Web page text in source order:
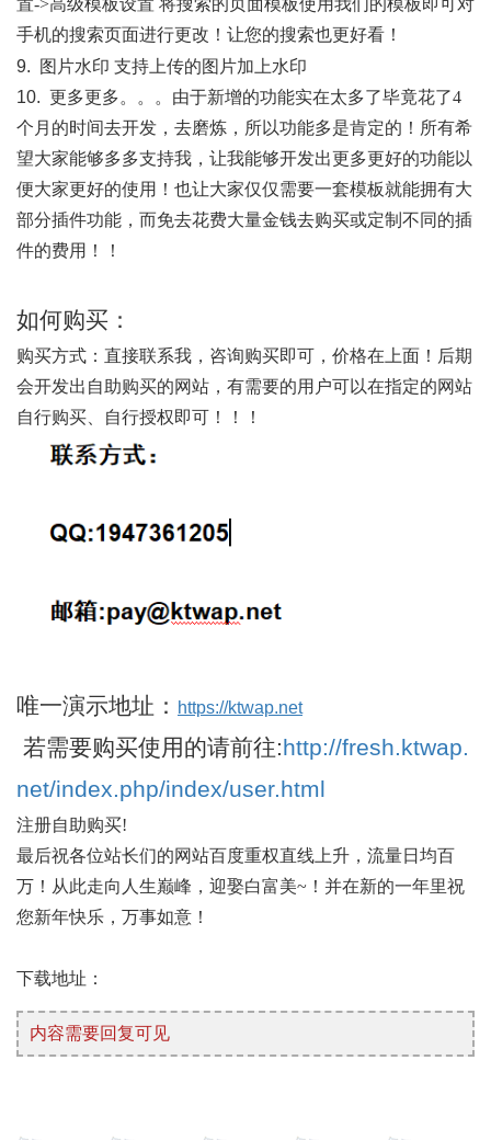
手机的搜索页面进行更改！让您的搜索也更好看！
9.
图片水印 支持上传的图片加上水印
10. 更多更多。。。由于新增的功能实在太多了毕竟花了4
个月的时间去开发，去磨炼，所以功能多是肯定的！所有希
望大家能够多多支持我，让我能够开发出更多更好的功能以
便大家更好的使用！也让大家仅仅需要一套模板就能拥有大
部分插件功能，而免去花费大量金钱去购买或定制不同的插
件的费用！！
如何购买 ：
购买方式：直接联系我，咨询购买即可，价格在上面！后期
会开发出自助购买的网站，有需要的用户可以在指定的网站
自行购买、自行授权即可！！！
唯一演示地址 ： https://ktwap.net
若需要购买使用的请前往:http://fresh.ktwap.
net/index.php/index/user.html
注册自助购买!
最后祝各位站长们的网站百度重权直线上升，流量日均百
万！从此走向人生巅峰，迎娶白富美~ ！并在新的一年里祝
您新年快乐，万事如意！
下载地址：
内容需要回复可见